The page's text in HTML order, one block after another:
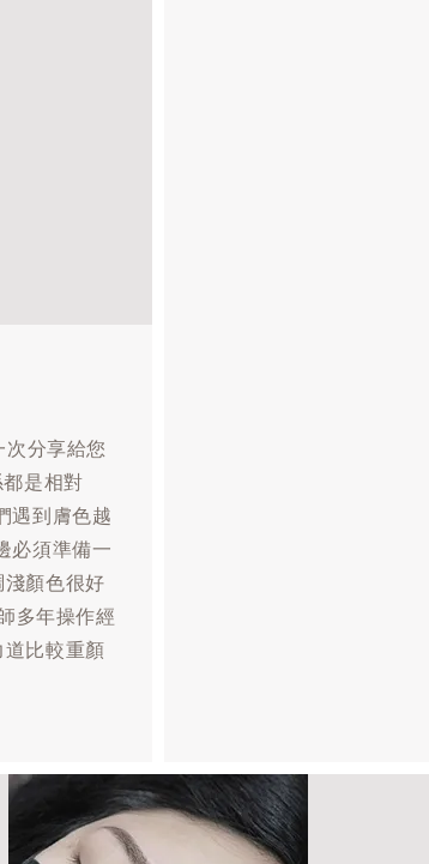
分享給您
是相對
遇到膚色越
必須準備一
顏色很好
多年操作經
比較重顏